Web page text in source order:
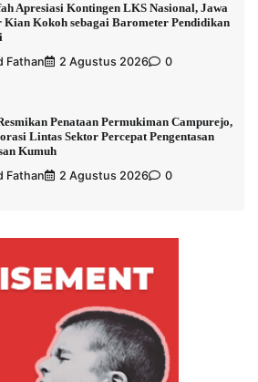
Apresiasi Kontingen LKS Nasional, Jawa
Kokoh sebagai Barometer Pendidikan
Fathan
2 Agustus 2026 0
Penataan Permukiman Campurejo,
Lintas Sektor Percepat Pengentasan
Kumuh
Fathan
2 Agustus 2026 0